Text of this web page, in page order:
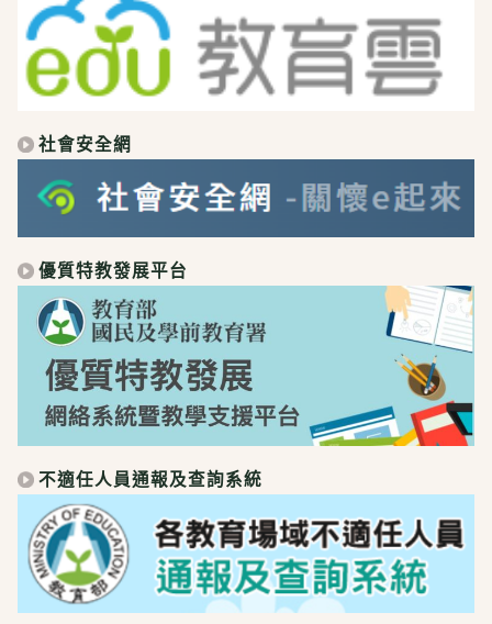
社會安全網
優質特教發展平台
不適任人員通報及查詢系統